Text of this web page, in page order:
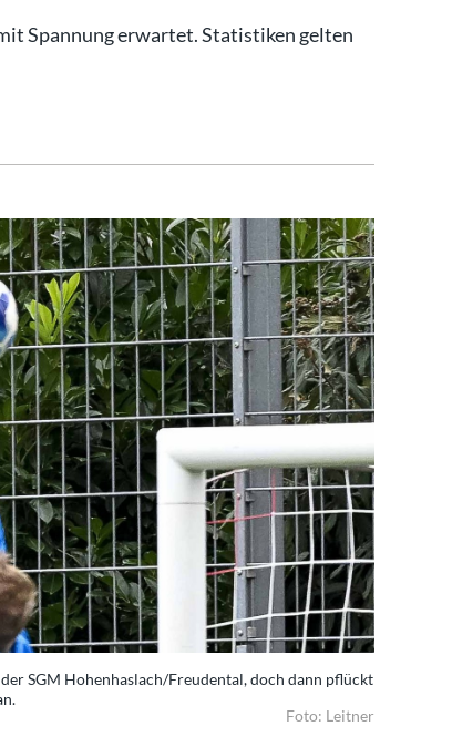
Spannung erwartet. Statistiken gelten
SGM Hohenhaslach/Freudental, doch dann pflückt
Foto: Leitner